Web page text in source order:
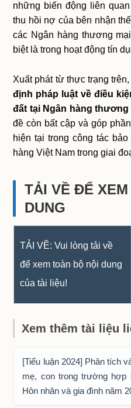
những biến động liên
thu hồi nợ của bên nhận
các Ngân hàng thương
biệt là trong hoạt động tín
Xuất phát từ thực trạng
định pháp luật về điều
đất tại Ngân hàng thương
đề còn bất cập và góp
hiện tại trong công tác
hàng Việt Nam trong giai
TẢI VỀ ĐỂ
DUNG
TẢI VỀ: Vui lòng tải về
để xem toàn bộ nội dung
của tài liệu!
Xem thêm tài liệu
[Tiểu luận 2024] Phân tích
mẹ, con trong trường hợp
Hôn nhân và gia đình năm